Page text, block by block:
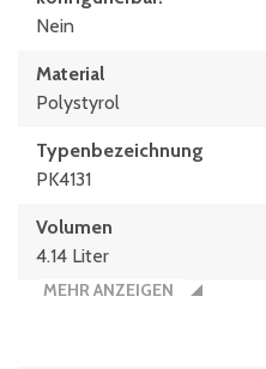
Nein
Material
Polystyrol
Typen­be­zeich­nung
PK4131
Volumen
4.14 Liter
MEHR ANZEIGEN